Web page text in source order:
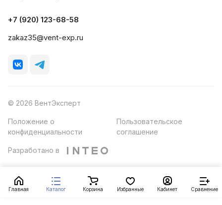
Главная Каталог Корзина Избранные Кабинет Сравнение
+7 (920) 123-68-58
zakaz35@vent-exp.ru
© 2026 ВентЭксперт
Положение о
конфиденциальности
Пользовательское
соглашение
Разработано в